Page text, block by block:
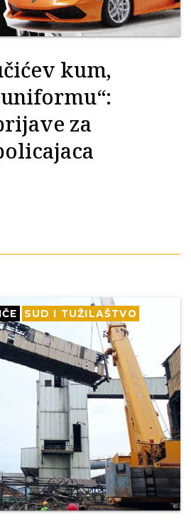
kum,
za
SUD I TUŽILAŠTVO